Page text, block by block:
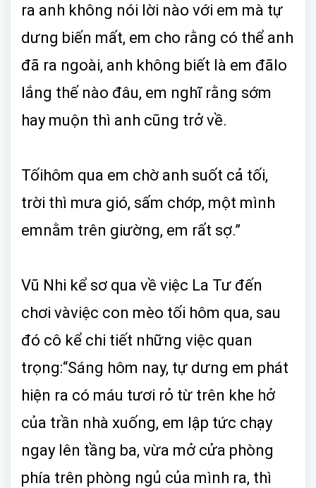
ra anh không nói lời nào với em mà tự
dưng biến mất, em cho rằng có thể anh
đã ra ngoài, anh không biết là em đãlo
lắng thế nào đâu, em nghĩ rằng sớm
hay muộn thì anh cũng trở về.
Tốihôm qua em chờ anh suốt cả tối,
trời thì mưa gió, sấm chớp, một mình
emnằm trên giường, em rất sợ.”
Vũ Nhi kể sơ qua về việc La Tư đến
chơi vàviệc con mèo tối hôm qua, sau
đó cô kể chi tiết những việc quan
trọng:“Sáng hôm nay, tự dưng em phát
hiện ra có máu tươi rỏ từ trên khe hở
của trần nhà xuống, em lập tức chạy
ngay lên tầng ba, vừa mở cửa phòng
phía trên phòng ngủ của mình ra, thì